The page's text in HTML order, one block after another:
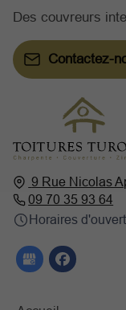
9 Rue Nicolas
09 70 35 93 64
Horaires
Des couvreurs
Contactez-